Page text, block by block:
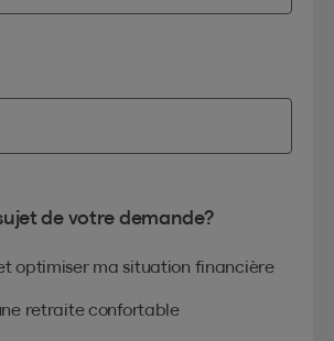
de votre demande?
optimiser ma situation financière
retraite confortable